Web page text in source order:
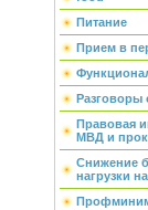
Питание
Прием в
Разговоры
Правовая
МВД и
Снижение
нагрузки